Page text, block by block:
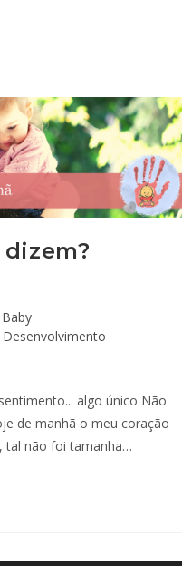
Baby
Desenvolvimento
algo único Não
de manhã o meu coração
tal não foi tamanha…